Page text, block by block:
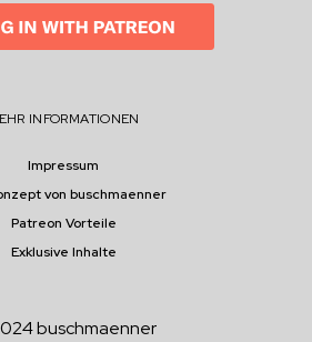
INFORMATIONEN
Impressum
von buschmaenner
Patreon Vorteile
Exklusive Inhalte
buschmaenner